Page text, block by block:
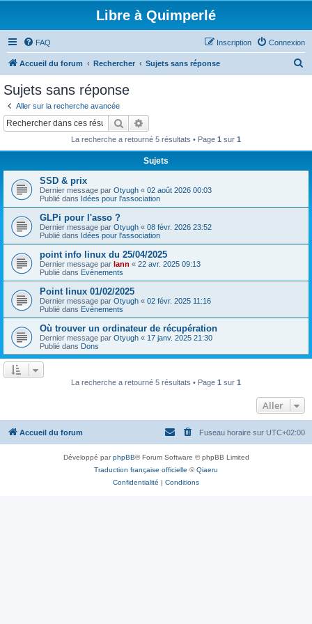
Libre à Quimperlé
FAQ Connexion
Inscription
Accueil du forum Rechercher Sujets sans réponse
Sujets sans réponse
Aller sur la recherche avancée
Rechercher
La recherche a retourné 5 résultats • Page 1 sur 1
Sujets
SSD & prix
Dernier message par Otyugh « 02 août 2026 00:03
Publié dans Idées pour l'association
GLPi pour l'asso ?
Dernier message par Otyugh « 08 févr. 2026 23:52
Publié dans Idées pour l'association
point info linux du 25/04/2025
Dernier message par lann « 22 avr. 2025 09:13
Publié dans Evènements
Point linux 01/02/2025
Dernier message par Otyugh « 02 févr. 2025 11:16
Publié dans Evènements
Où trouver un ordinateur de récupération
Dernier message par Otyugh « 17 janv. 2025 21:30
Publié dans Dons
La recherche a retourné 5 résultats • Page 1 sur 1
Aller
Accueil du forum Fuseau horaire sur UTC+02:00
Développé parphpBB® Forum Software © phpBB Limited
Traduction française officielle ©Qiaeru
Confidentialité | Conditions